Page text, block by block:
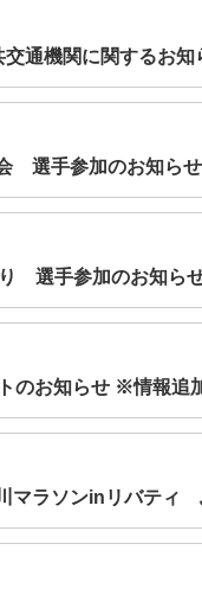
通機関に関するお知
選手参加のお知らせ
選手参加のお知ら
のお知らせ ※情報追
マラソンinリバティ